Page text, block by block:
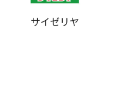
サイゼリヤ